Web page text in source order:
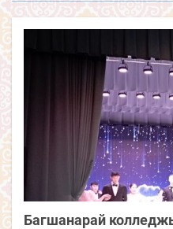
Багшанарай